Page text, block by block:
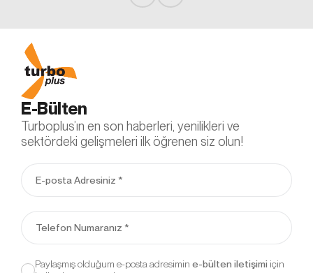
E-Bülten
Turboplus’ın en son haberleri, yenilikleri ve
sektördeki gelişmeleri ilk öğrenen siz olun!
Paylaşmış olduğum e-posta adresimin
için